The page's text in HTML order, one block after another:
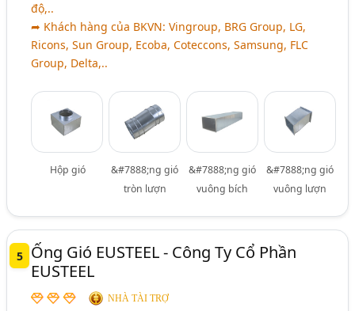
độ,..
➦ Khách hàng của BKVN: Vingroup, BRG Group, LG,
Ricons, Sun Group, Ecoba, Coteccons, Samsung, FLC
Group, Delta,..
Hộp gió
&#7888;ng gió
tròn lượn
&#7888;ng gió
vuông bích
&#7888;ng gió
vuông lượn
5
Ống Gió EUSTEEL - Công Ty Cổ Phần
EUSTEEL
NHÀ TÀI TRỢ